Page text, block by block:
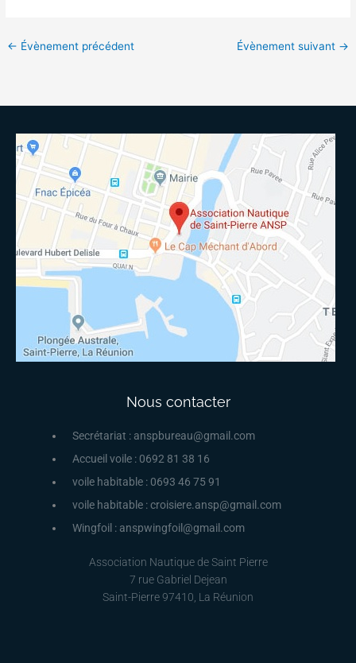
← Évènement précédent Évènement suivant →
Nous contacter
Secrétariat : anspbureau@gmail.com
Accueil voile : 0692 81 38 16
voile habitable : 0693 46 75 91
voile habitable : croisiere.ansp@gmail.com
Wingfoil : anspwingfoil@gmail.com
Association Nautique de Saint Pierre
7 rue Gabriel Dejean
Saint-Pierre 97410, La Réunion